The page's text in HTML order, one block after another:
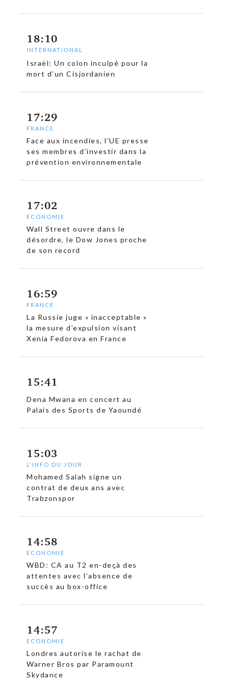
18:10
INTERNATIONAL
Israël: Un colon inculpé pour la
mort d’un Cisjordanien
17:29
FRANCE
Face aux incendies, l’UE presse
ses membres d’investir dans la
prévention environnementale
17:02
ECONOMIE
Wall Street ouvre dans le
désordre, le Dow Jones proche
de son record
16:59
FRANCE
La Russie juge « inacceptable »
la mesure d’expulsion visant
Xenia Fedorova en France
15:41
Dena Mwana en concert au
Palais des Sports de Yaoundé
15:03
L'INFO DU JOUR
Mohamed Salah signe un
contrat de deux ans avec
Trabzonspor
14:58
ECONOMIE
WBD: CA au T2 en-deçà des
attentes avec l’absence de
succès au box-office
14:57
ECONOMIE
Londres autorise le rachat de
Warner Bros par Paramount
Skydance